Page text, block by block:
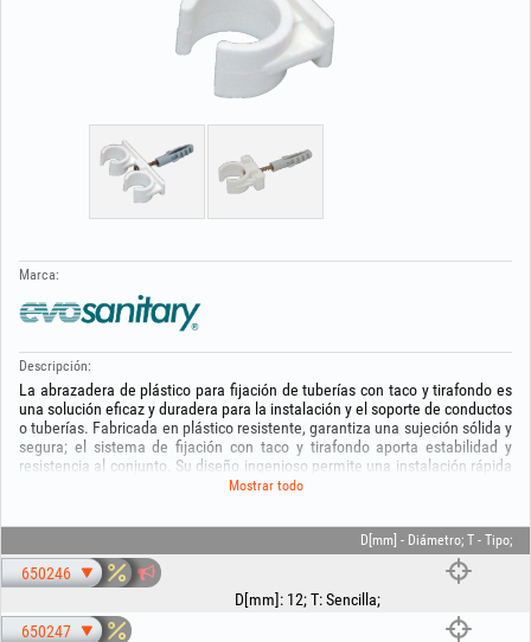
Marca:
Descripción:
La abrazadera de plástico para fijación de tuberías con taco y tirafondo es
una solución eficaz y duradera para la instalación y el soporte de conductos
o tuberías. Fabricada en plástico resistente, garantiza una sujeción sólida y
segura; el sistema de fijación con taco y tirafondo aporta estabilidad y
resistencia al conjunto. Su diseño ingenioso permite una instalación rápida
y sencilla, minimizando el tiempo y el esfuerzo. Es una opción práctica para
fluidos. Se vende por ud.
¡Mantener fuera del alcance de los niños!
Mostrar todo
D[mm] - Diámetro; T - Tipo;
650246
D[mm]: 12;T:Sencilla;
650247